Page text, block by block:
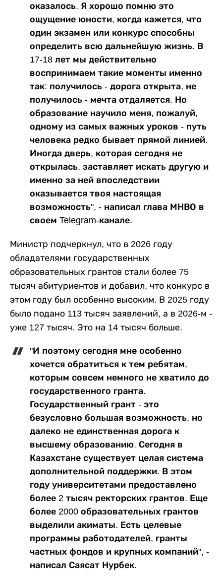
оказалось. Я хорошо помню это
ощущение юности, когда кажется, что
один экзамен или конкурс способны
определить всю дальнейшую жизнь. В
17-18 лет мы действительно
воспринимаем такие моменты именно
так: получилось - дорога открыта, не
получилось - мечта отдаляется. Но
образование научило меня, пожалуй,
одному из самых важных уроков - путь
человека редко бывает прямой линией.
Иногда дверь, которая сегодня не
открылась, заставляет искать другую и
именно за ней впоследствии
оказывается твоя настоящая
возможность", - написал глава МНВО в
своем Telegram-канале.
Министр подчеркнул, что в 2026 году
обладателями государственных
образовательных грантов стали более 75
тысяч абитуриентов и добавил, что конкурс в
этом году был особенно высоким. В 2025 году
было подано 113 тысяч заявлений, а в 2026-м -
уже 127 тысяч. Это на 14 тысяч больше.
"И поэтому сегодня мне особенно
хочется обратиться к тем ребятам,
которым совсем немного не хватило до
государственного гранта.
Государственный грант - это
безусловно большая возможность, но
далеко не единственная дорога к
высшему образованию. Сегодня в
Казахстане существует целая система
дополнительной поддержки. В этом
году университетами предоставлено
более 2 тысяч ректорских грантов. Еще
более 2000 образовательных грантов
выделили акиматы. Есть целевые
программы работодателей, гранты
частных фондов и крупных компаний", -
написал Саясат Нурбек.